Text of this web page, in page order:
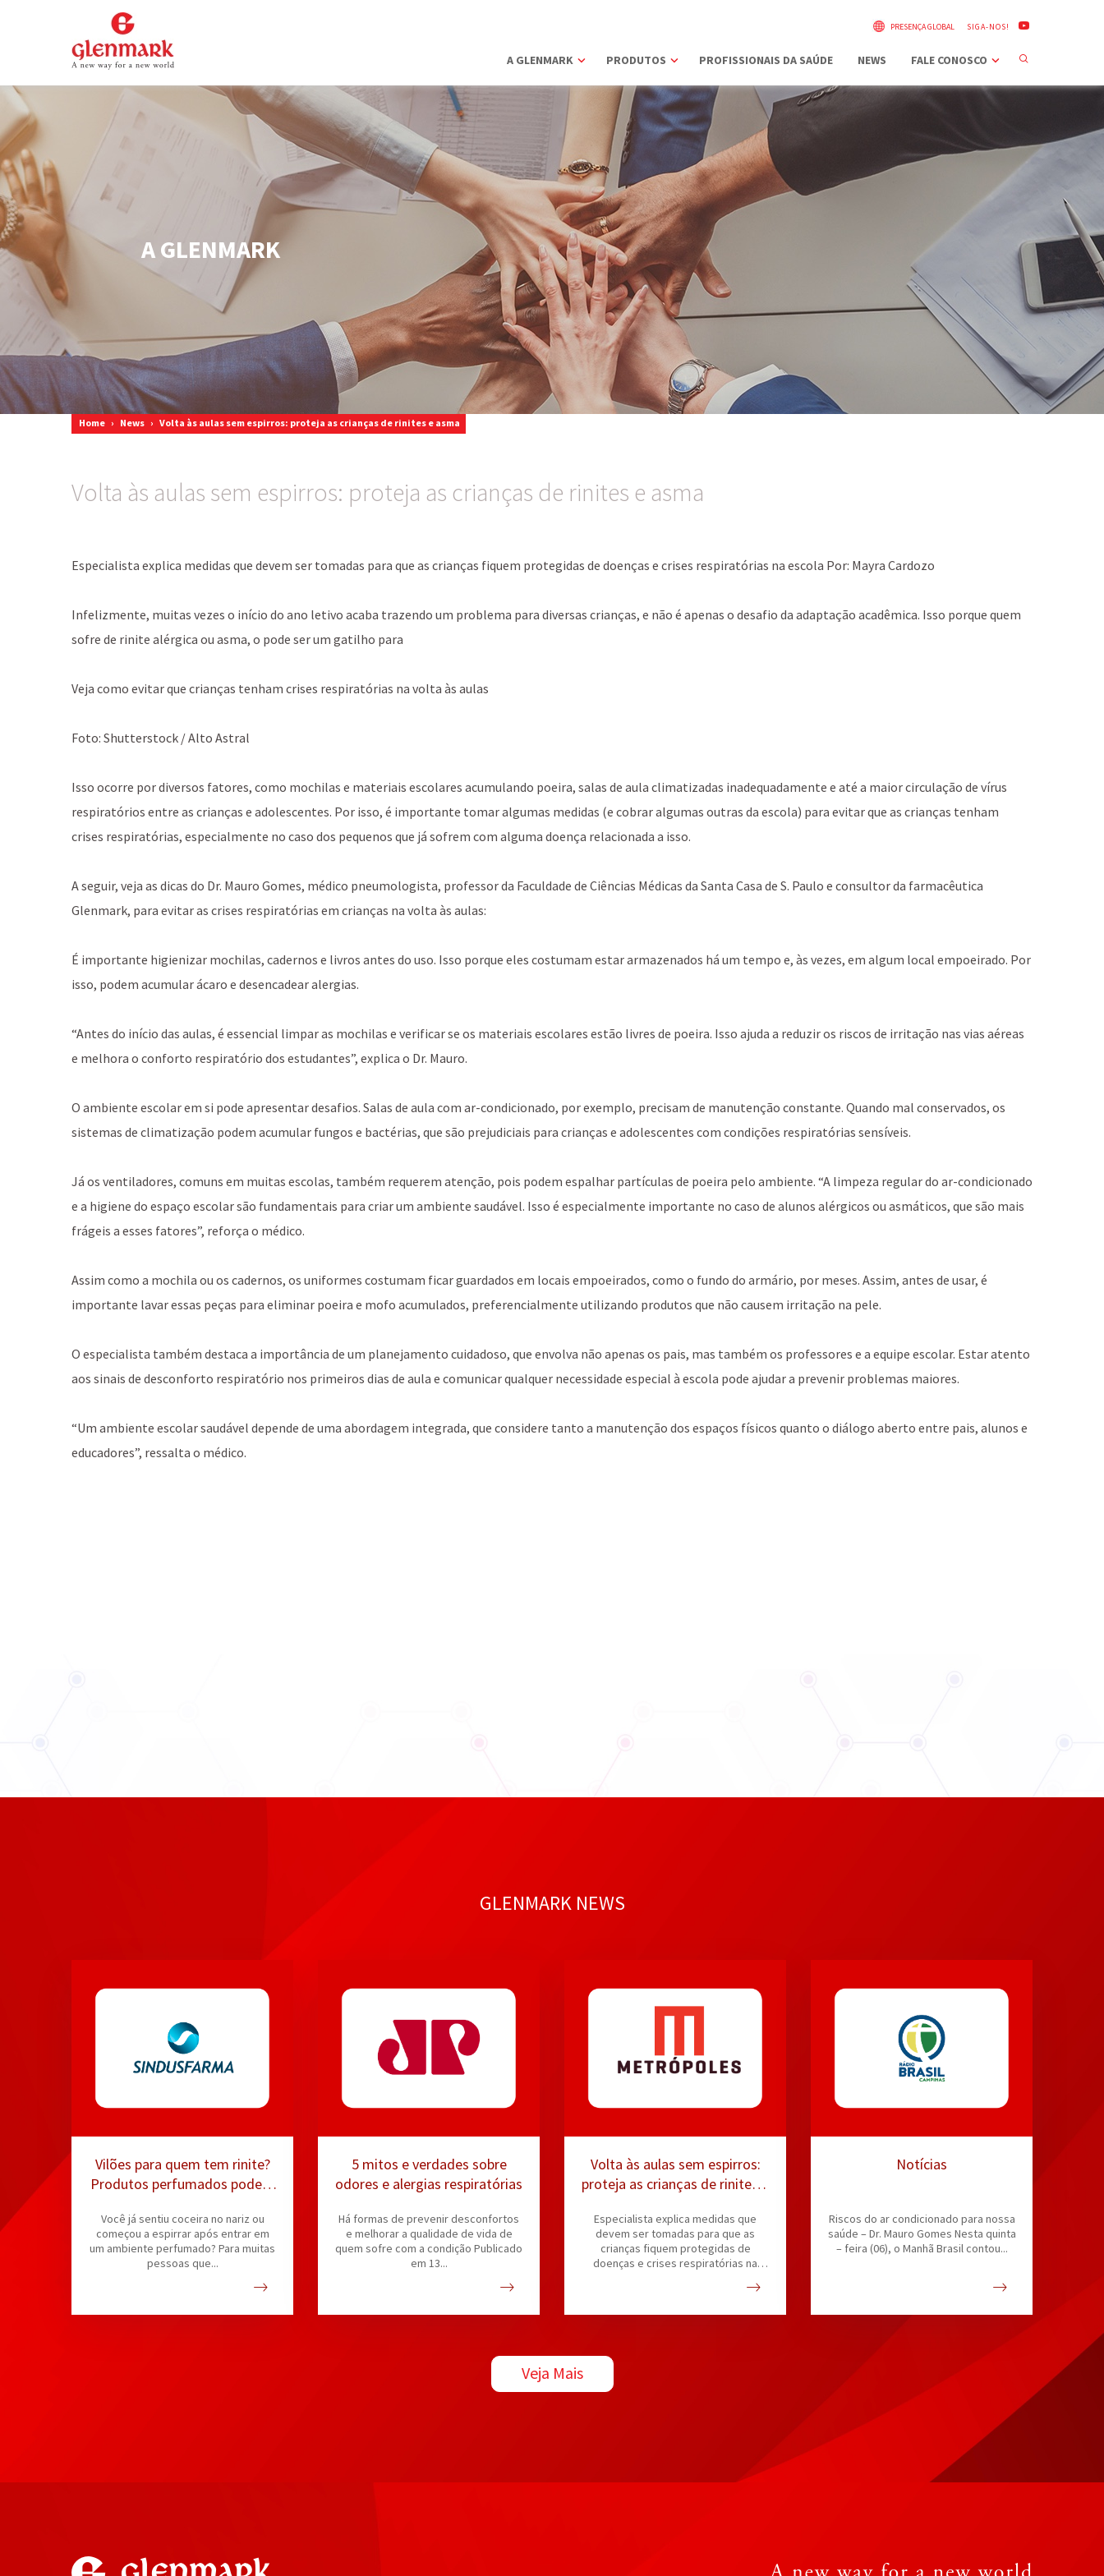
A GLENMARK PRODUTOS PROFISSIONAIS DA SAÚDE NEWS FALE CONOSCO
PRESENÇA GLOBAL SIGA-NOS!
A GLENMARK
Home › News › Volta às aulas sem espirros: proteja as crianças de rinites e asma
Volta às aulas sem espirros: proteja as crianças de rinites e asma
Especialista explica medidas que devem ser tomadas para que as crianças fiquem protegidas de doenças e crises respiratórias na escola Por: Mayra Cardozo
Infelizmente, muitas vezes o início do ano letivo acaba trazendo um problema para diversas crianças, e não é apenas o desafio da adaptação acadêmica. Isso porque quem
sofre de rinite alérgica ou asma, o pode ser um gatilho para
Veja como evitar que crianças tenham crises respiratórias na volta às aulas
Foto: Shutterstock / Alto Astral
Isso ocorre por diversos fatores, como mochilas e materiais escolares acumulando poeira, salas de aula climatizadas inadequadamente e até a maior circulação de vírus
respiratórios entre as crianças e adolescentes. Por isso, é importante tomar algumas medidas (e cobrar algumas outras da escola) para evitar que as crianças tenham
crises respiratórias, especialmente no caso dos pequenos que já sofrem com alguma doença relacionada a isso.
A seguir, veja as dicas do Dr. Mauro Gomes, médico pneumologista, professor da Faculdade de Ciências Médicas da Santa Casa de S. Paulo e consultor da farmacêutica
Glenmark, para evitar as crises respiratórias em crianças na volta às aulas:
É importante higienizar mochilas, cadernos e livros antes do uso. Isso porque eles costumam estar armazenados há um tempo e, às vezes, em algum local empoeirado. Por
isso, podem acumular ácaro e desencadear alergias.
“Antes do início das aulas, é essencial limpar as mochilas e verificar se os materiais escolares estão livres de poeira. Isso ajuda a reduzir os riscos de irritação nas vias aéreas
e melhora o conforto respiratório dos estudantes”, explica o Dr. Mauro.
O ambiente escolar em si pode apresentar desafios. Salas de aula com ar-condicionado, por exemplo, precisam de manutenção constante. Quando mal conservados, os
sistemas de climatização podem acumular fungos e bactérias, que são prejudiciais para crianças e adolescentes com condições respiratórias sensíveis.
Já os ventiladores, comuns em muitas escolas, também requerem atenção, pois podem espalhar partículas de poeira pelo ambiente. “A limpeza regular do ar-condicionado
e a higiene do espaço escolar são fundamentais para criar um ambiente saudável. Isso é especialmente importante no caso de alunos alérgicos ou asmáticos, que são mais
frágeis a esses fatores”, reforça o médico.
Assim como a mochila ou os cadernos, os uniformes costumam ficar guardados em locais empoeirados, como o fundo do armário, por meses. Assim, antes de usar, é
importante lavar essas peças para eliminar poeira e mofo acumulados, preferencialmente utilizando produtos que não causem irritação na pele.
O especialista também destaca a importância de um planejamento cuidadoso, que envolva não apenas os pais, mas também os professores e a equipe escolar. Estar atento
aos sinais de desconforto respiratório nos primeiros dias de aula e comunicar qualquer necessidade especial à escola pode ajudar a prevenir problemas maiores.
“Um ambiente escolar saudável depende de uma abordagem integrada, que considere tanto a manutenção dos espaços físicos quanto o diálogo aberto entre pais, alunos e
educadores”, ressalta o médico.
GLENMARK NEWS
Vilões para quem tem rinite?
Produtos perfumados podem
Você já sentiu coceira no nariz ou
começou a espirrar após entrar em
um ambiente perfumado? Para muitas
pessoas que...
5 mitos e verdades sobre
odores e alergias respiratórias
Há formas de prevenir desconfortos
e melhorar a qualidade de vida de
quem sofre com a condição Publicado
em 13...
Volta às aulas sem espirros:
proteja as crianças de rinites e
Especialista explica medidas que
devem ser tomadas para que as
crianças fiquem protegidas de
doenças e crises respiratórias na
Notícias
Riscos do ar condicionado para nossa
saúde – Dr. Mauro Gomes Nesta quinta
– feira (06), o Manhã Brasil contou...
Veja Mais